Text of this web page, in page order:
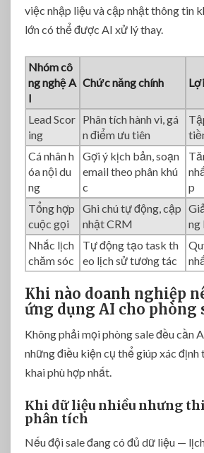
việc nhập liệu và cập nhật thông tin
lớn có thể được AI xử lý thay.
Nhóm cô
ng nghệ A
I
Chức năng chính
Lead Scor
ing
Phân tích hành vi, gá
n điểm ưu tiên
Cá nhân h
óa nội du
ng
Gợi ý kịch bản, soạn
email theo phân khú
c
p
Tổng hợp
cuộc gọi
Ghi chú tự động, cập
nhật CRM
ng
Nhắc lịch
chăm sóc
Tự động tạo task th
eo lịch sử tương tác
Khi nào doanh nghiệp
ứng dụng AI cho phòng
Không phải mọi phòng sale đều cần
những điều kiện cụ thể giúp xác
khai phù hợp nhất.
Khi dữ liệu nhiều nhưng
phân tích
Nếu đội sale đang có đủ dữ liệu —